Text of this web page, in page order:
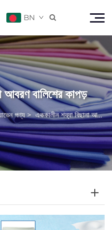
BN 
আবরণ বালিশের কাপড়
পণ্য>এককালীন শয্যা বিছানা আবরণ বালিশের কাপড়